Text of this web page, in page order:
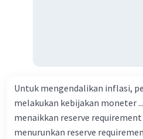
Untuk mengendalikan inflasi,
melakukan kebijakan moneter
menaikkan reserve
menurunkan reserve